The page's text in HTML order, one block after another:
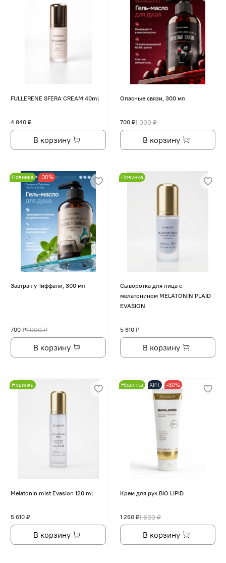
FULLERENE SFERA CREAM 40ml
4 840 ₽
В корзину
Опасные связи, 300 мл
1 000 ₽
700 ₽
В корзину
Новинка -30%
Завтрак у Тиффани, 300 мл
1 000 ₽
700 ₽
В корзину
Новинка
Сыворотка для лица с
мелатонином MELATONIN PLAID
EVASION
5 610 ₽
В корзину
Новинка
Melatonin mist Evasion 120 ml
5 610 ₽
В корзину
Новинка ХИТ -30%
Крем для рук BIO LIPID
1 800 ₽
1 260 ₽
В корзину